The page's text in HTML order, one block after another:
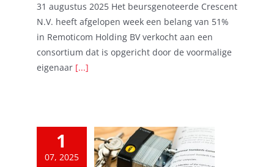
31 augustus 2025 Het beursgenoteerde Crescent
N.V. heeft afgelopen week een belang van 51%
in Remoticom Holding BV verkocht aan een
consortium dat is opgericht door de voormalige
eigenaar[...]
1
07, 2025